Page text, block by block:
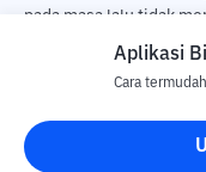
pada masa lalu tidak
Terdapat risiko
pengguna. PT Utama
bertanggung jawab
Kripto.
Aplikasi
Cara